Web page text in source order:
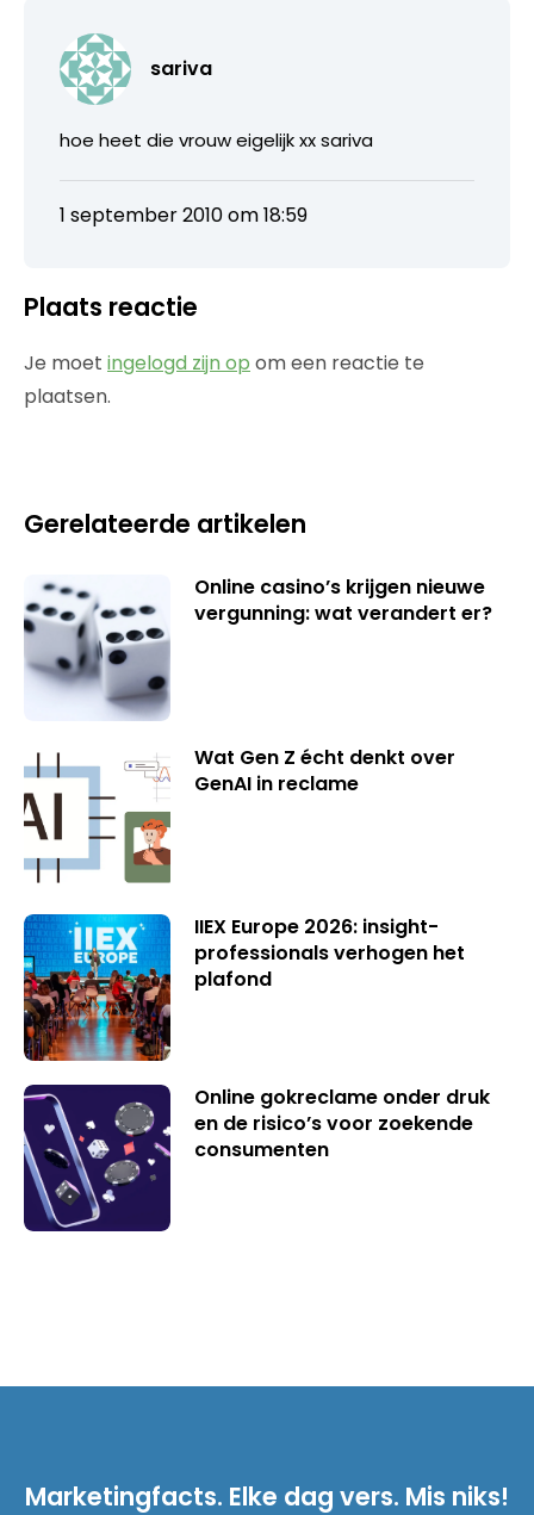
sariva
hoe heet die vrouw eigelijk xx sariva
1 september 2010 om 18:59
Plaats reactie
Je moet ingelogd zijn op om een reactie te
plaatsen.
Gerelateerde artikelen
Online casino’s krijgen nieuwe
vergunning: wat verandert er?
Wat Gen Z écht denkt over
GenAI in reclame
IIEX Europe 2026: insight-
professionals verhogen het
plafond
Online gokreclame onder druk
en de risico’s voor zoekende
consumenten
Marketingfacts. Elke dag vers. Mis niks!